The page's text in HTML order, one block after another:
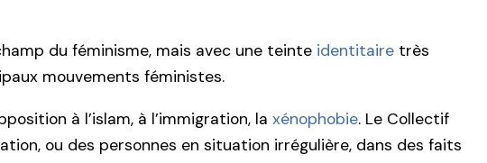
du féminisme, mais avec une teinte identitaire très
mouvements féministes.
à l’islam, à l’immigration, la xénophobie. Le Collectif
ou des personnes en situation irrégulière, dans des faits